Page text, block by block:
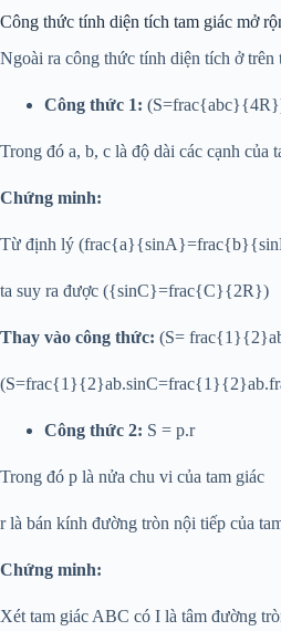
Công thức tính diện tích tam giác mở
Ngoài ra công thức tính diện tích ở
Công thức 1:
Trong đó a, b, c là độ dài các cạnh
Chứng minh:
Từ định lý
ta suy ra được ({sinC}=frac{C}{2R})
Thay vào công thức: (S=
Công thức 2: S = p.r
Trong đó p là nửa chu vi của tam giác
r là bán kính đường tròn nội tiếp của
Chứng minh:
Xét tam giác ABC có I là tâm đường